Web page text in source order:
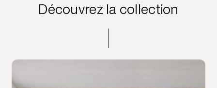
Découvrez la collection